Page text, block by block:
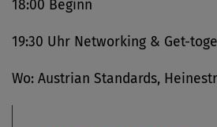
18:00 Beginn
19:30 Uhr Networking & Get-
Wo: Austrian Standards,